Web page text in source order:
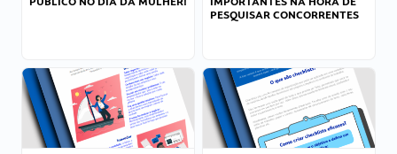
PESQUISAR CONCORRENTES